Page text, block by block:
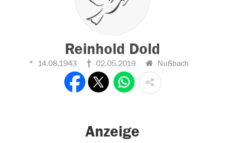
Reinhold Dold
14.08.1943 02.05.2019 Nußbach
Anzeige